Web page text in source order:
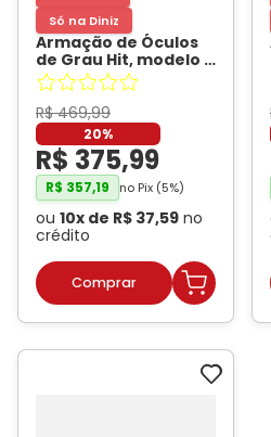
Só na Diniz
Armação de Óculos
de Grau Hit, modelo 2
4041, cor Preto,
tamanho 56
R$ 469,99
20%
R$ 375,99
R$ 357,19 no Pix (5%)
ou 10x de R$ 37,59 no
crédito